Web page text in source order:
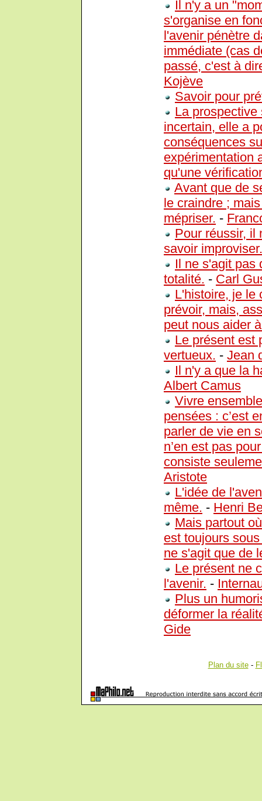
Il n'y a un
s'organise en
l'avenir pénètre
immédiate (cas
passé, c'est à
Kojève
Savoir pour
La
incertain, elle a
conséquences
expérimentation
qu'une
Avant que de
le craindre ;
mépriser. -
Pour réussir, il
savoir improviser.
Il ne s'agit pas
totalité. - Carl
L'histoire, je le
prévoir, mais,
peut nous aider
Le présent est
vertueux. - Jean
Il n'y a que la
Albert Camus
Vivre
pensées : c’est
parler de vie en
n’en est pas
consiste
Aristote
L'idée de
même. - Henri
Mais partout
est toujours
ne s'agit que de
Le présent ne
l'avenir. -
Plus un
déformer la
Gide
Plan du site-